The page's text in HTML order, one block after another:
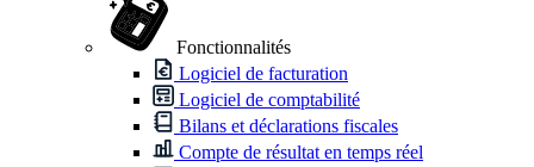
Fonctionnalités
Logiciel de facturation
Logiciel de comptabilité
Bilans et déclarations fiscales
Compte de résultat en temps réel